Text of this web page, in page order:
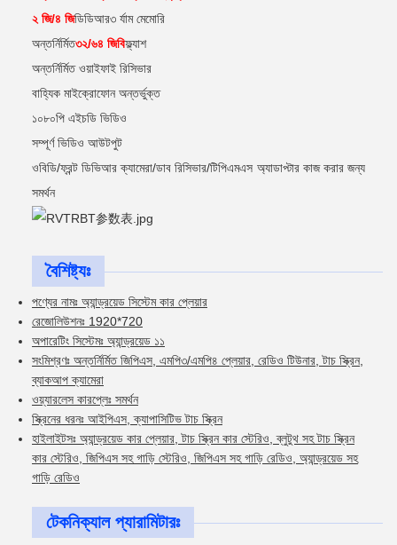
২ জি/৪ জিডিডিআর৩ র্যাম মেমোরি
অন্তর্নির্মিত৩২/৬৪ জিবিফ্ল্যাশ
অন্তর্নির্মিত ওয়াইফাই রিসিভার
বাহ্যিক মাইক্রোফোন অন্তর্ভুক্ত
১০৮০পি এইচডি ভিডিও
সম্পূর্ণ ভিডিও আউটপুট
ওবিডি/ফ্রন্ট ডিভিআর ক্যামেরা/ডাব রিসিভার/টিপিএমএস অ্যাডাপ্টার কাজ করার জন্য
সমর্থন
বৈশিষ্ট্যঃ
পণ্যের নামঃ অ্যান্ড্রয়েড সিস্টেম কার প্লেয়ার
রেজোলিউশনঃ 1920*720
অপারেটিং সিস্টেমঃ অ্যান্ড্রয়েড ১১
সংমিশ্রণঃ অন্তর্নির্মিত জিপিএস, এমপি৩/এমপি৪ প্লেয়ার, রেডিও টিউনার, টাচ স্ক্রিন,
ব্যাকআপ ক্যামেরা
ওয়্যারলেস কারপ্লেঃ সমর্থন
স্ক্রিনের ধরনঃ আইপিএস, ক্যাপাসিটিভ টাচ স্ক্রিন
হাইলাইটসঃ অ্যান্ড্রয়েড কার প্লেয়ার, টাচ স্ক্রিন কার স্টেরিও, ব্লুটুথ সহ টাচ স্ক্রিন
কার স্টেরিও, জিপিএস সহ গাড়ি স্টেরিও, জিপিএস সহ গাড়ি রেডিও, অ্যান্ড্রয়েড সহ
গাড়ি রেডিও
টেকনিক্যাল প্যারামিটারঃ